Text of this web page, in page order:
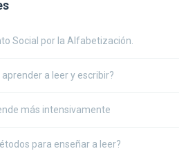
Social por la Alfabetización.
a leer y escribir?
más intensivamente
para enseñar a leer?